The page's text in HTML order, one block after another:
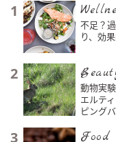
1
不足？
り、効
2
動物実
エルテ
ピング
3 Food